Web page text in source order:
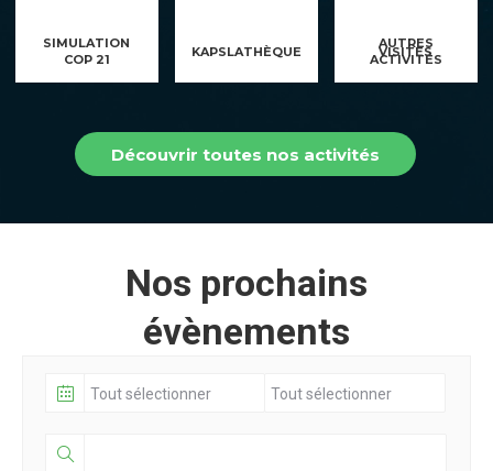
Découvrir toutes nos activités
VISITES
SIMULATION
COP 21
KAPSLATHÈQUE
AUTRES
ACTIVITÉS
Nos prochains
évènements